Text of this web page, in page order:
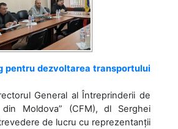
pentru dezvoltarea transportului
General al Întreprinderii de
Moldova” (CFM), dl Serghei
de lucru cu reprezentanții